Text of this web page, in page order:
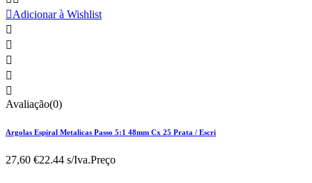
Adicionar à Wishlist





Avaliação(0)
Argolas Espiral Metalicas Passo 5:1 48mm Cx 25 Prata / Escri
27,60 €22.44 s/Iva.Preço